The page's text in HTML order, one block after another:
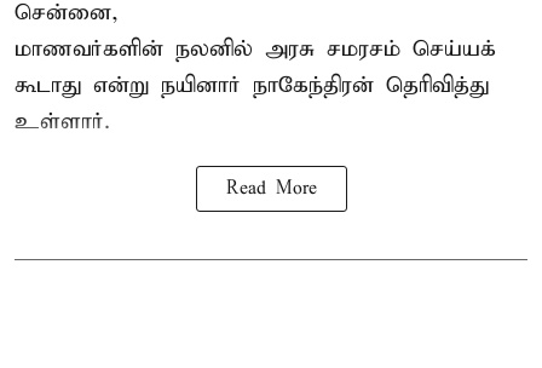
சென்னை,
மாணவர்களின் நலனில் அரசு சமரசம் செய்யக்
கூடாது என்று நயினார் நாகேந்திரன் தெரிவித்து
உள்ளார்.
Read More